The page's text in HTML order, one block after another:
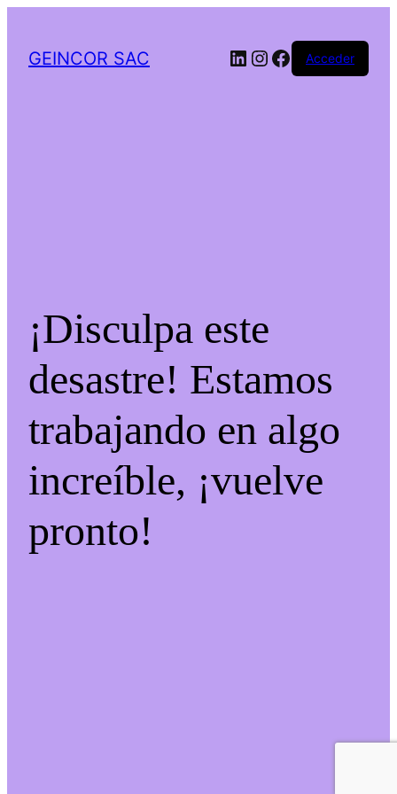
GEINCOR SAC LinkedIn
Instagram
Facebook
Acceder
¡Disculpa este
desastre! Estamos
trabajando en algo
increíble, ¡vuelve
pronto!